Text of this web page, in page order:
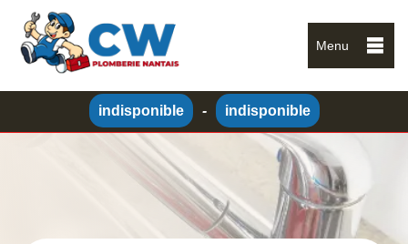
Menu
indisponible - indisponible